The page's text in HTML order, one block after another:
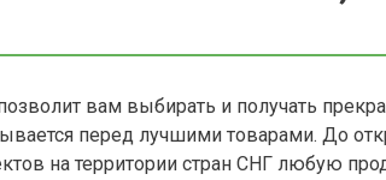
вам выбирать и получать
перед лучшими товарами. До
на территории стран СНГ любую